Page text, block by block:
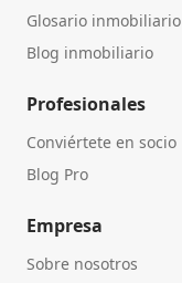
Glosario inmobiliario
Blog inmobiliario
Profesionales
Conviértete en socio
Blog Pro
Empresa
Sobre nosotros